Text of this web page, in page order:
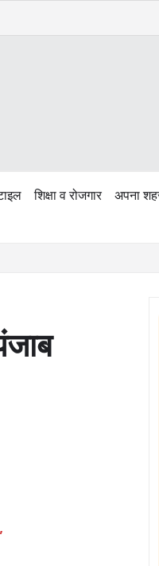
शिक्षा व रोजगार अपना